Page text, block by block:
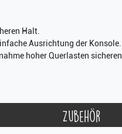
Halt.
Ausrichtung der Konsole.
hoher Querlasten sicheren
Zubehör